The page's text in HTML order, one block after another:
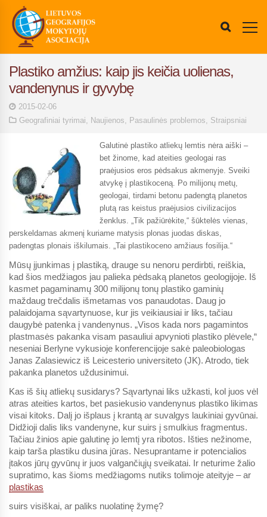
Plastiko amžius: kaip jis keičia uolienas,
vandenynus ir gyvybę
2015-02-06
Geografiniai tyrimai, Naujienos, Pasaulinės problemos, Straipsniai
Galutinė plastiko atliekų lemtis nėra aiški –
bet žinome, kad ateities geologai ras
praėjusios eros pėdsakus akmenyje. Sveiki
atvykę į plastikoceną. Po milijonų metų,
geologai, tirdami betonu padengtą planetos
plutą ras keistus praėjusios civilizacijos
ženklus. „Tik pažiūrėkite,“ šūktelės vienas,
perskeldamas akmenį kuriame matysis plonas juodas diskas,
padengtas plonais iškilumais. „Tai plastikoceno amžiaus fosilija.“
Mūsų įjunkimas į plastiką, drauge su nenoru perdirbti, reiškia,
kad šios medžiagos jau palieka pėdsaką planetos geologijoje. Iš
kasmet pagaminamų 300 milijonų tonų plastiko gaminių
maždaug trečdalis išmetamas vos panaudotas. Daug jo
palaidojama sąvartynuose, kur jis veikiausiai ir liks, tačiau
daugybė patenka į vandenynus. „Visos kada nors pagamintos
plastmasės pakanka visam pasauliui apvynioti plastiko plėvele,“
neseniai Berlyne vykusioje konferencijoje sakė paleobiologas
Janas Zalasiewicz iš Leicesterio universiteto (JK). Atrodo, tiek
pakanka planetos uždusinimui.
Kas iš šių atliekų susidarys? Sąvartynai liks užkasti, kol juos vėl
atras ateities kartos, bet pasiekusio vandenynus plastiko likimas
visai kitoks. Dalį jo išplaus į krantą ar suvalgys laukiniai gyvūnai.
Didžioji dalis liks vandenyne, kur suirs į smulkius fragmentus.
Tačiau žinios apie galutinę jo lemtį yra ribotos. Išties nežinome,
kaip tarša plastiku dusina jūras. Nesuprantame ir potencialios
įtakos jūrų gyvūnų ir juos valgančiųjų sveikatai. Ir neturime žalio
supratimo, kas šioms medžiagoms nutiks tolimoje ateityje – ar
plastikas
suirs visiškai, ar paliks nuolatinę žymę?